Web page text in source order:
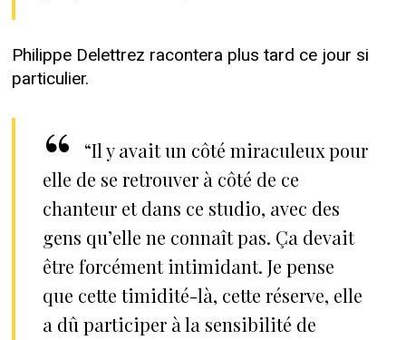
Philippe Delettrez racontera plus tard ce jour si
particulier.
“Il y avait un côté miraculeux pour
elle de se retrouver à côté de ce
chanteur et dans ce studio, avec des
gens qu’elle ne connaît pas. Ça devait
être forcément intimidant. Je pense
que cette timidité-là, cette réserve, elle
a dû participer à la sensibilité de